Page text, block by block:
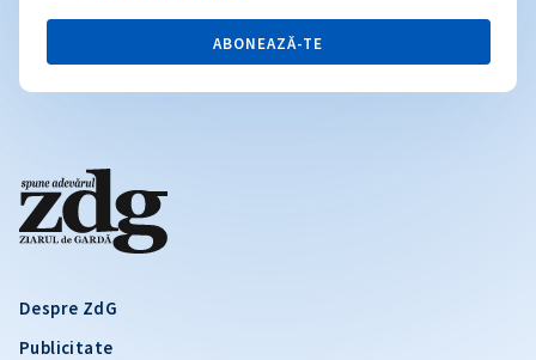
Despre ZdG
Publicitate
ABONEAZĂ-TE